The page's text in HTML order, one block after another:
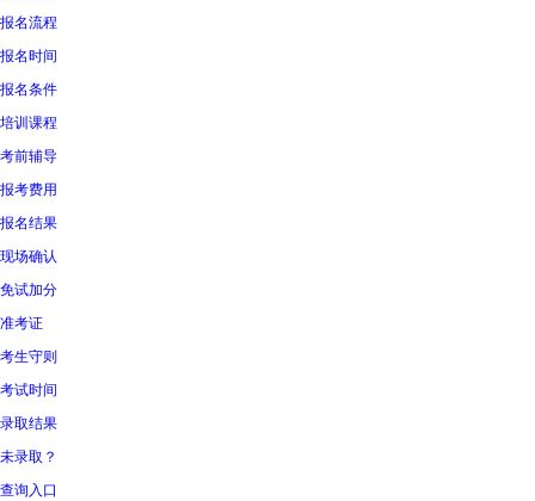
报名流程
报名时间
报名条件
培训课程
考前辅导
报考费用
报名结果
现场确认
免试加分
准考证
考生守则
考试时间
录取结果
未录取？
查询入口